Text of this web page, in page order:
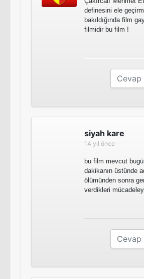
definesini ele
bakıldığında film
filmidir bu film !
siyah kare
14 yıl önce
bu film mevcut
dakikanın üstünde
ölümünden sonra
verdikleri